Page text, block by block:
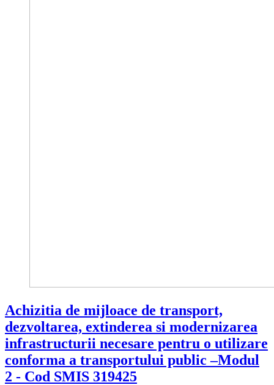
Achizitia de mijloace de transport,
dezvoltarea, extinderea si modernizarea
infrastructurii necesare pentru o utilizare
conforma a transportului public –Modul
2 - Cod SMIS 319425